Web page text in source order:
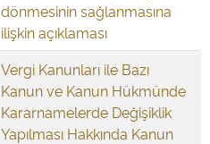
dönmesinin sağlanmasına
ilişkin açıklaması
Vergi Kanunları ile Bazı
Kanun ve Kanun Hükmünde
Kararnamelerde Değişiklik
Yapılması Hakkında Kanun